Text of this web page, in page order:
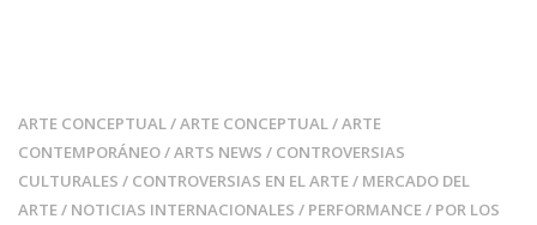
ARTE CONCEPTUAL/ARTE CONCEPTUAL/ARTE
CONTEMPORÁNEO/ARTS NEWS / CONTROVERSIAS
CULTURALES / CONTROVERSIAS EN EL ARTE/ MERCADO DEL
ARTE/ NOTICIAS INTERNACIONALES / PERFORMANCE/ POR LOS